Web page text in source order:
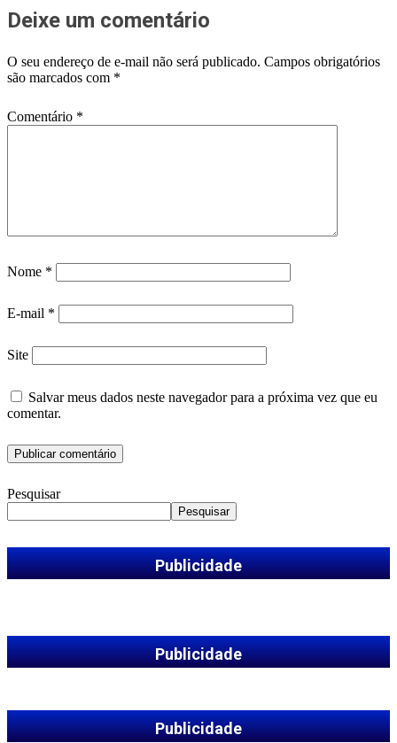
Deixe um comentário
O seu endereço de e-mail não será publicado. Campos obrigatórios
são marcados com *
Comentário *
Nome *
E-mail *
Site
Salvar meus dados neste navegador para a próxima vez que eu
comentar.
Pesquisar
Pesquisar
Publicidade
Publicidade
Publicidade